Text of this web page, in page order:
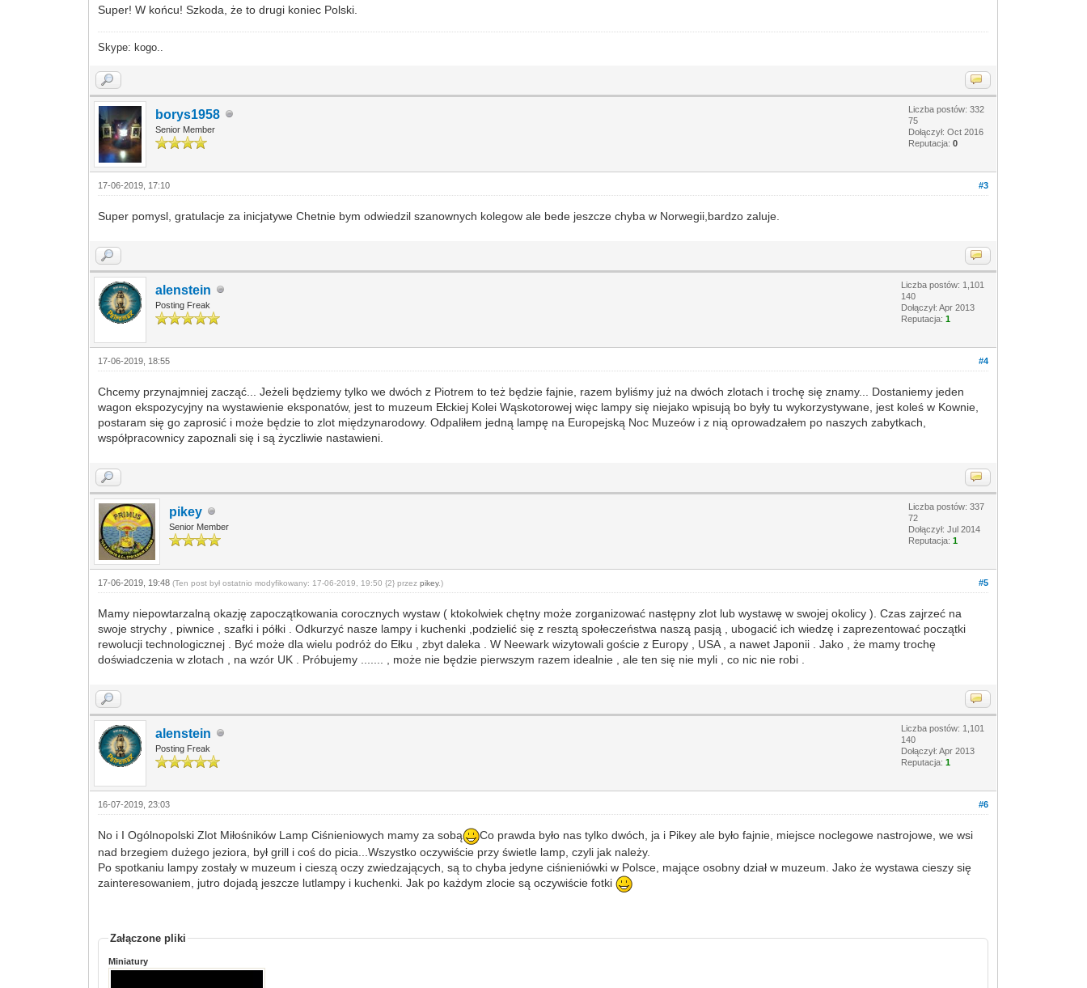
Super! W końcu! Szkoda, że to drugi koniec Polski.
Skype: kogo..
borys1958
Senior Member
Liczba postów: 332
75
Dołączył: Oct 2016
Reputacja:0
#3
17-06-2019, 17:10
Super pomysl, gratulacje za inicjatywe Chetnie bym odwiedzil szanownych kolegow ale bede jeszcze chyba w Norwegii,bardzo zaluje.
alenstein
Posting Freak
Liczba postów: 1,101
140
Dołączył: Apr 2013
Reputacja:1
#4
17-06-2019, 18:55
Chcemy przynajmniej zacząć... Jeżeli będziemy tylko we dwóch z Piotrem to też będzie fajnie, razem byliśmy już na dwóch zlotach i trochę się znamy... Dostaniemy jeden
wagon ekspozycyjny na wystawienie eksponatów, jest to muzeum Ełckiej Kolei Wąskotorowej więc lampy się niejako wpisują bo były tu wykorzystywane, jest koleś w Kownie,
postaram się go zaprosić i może będzie to zlot międzynarodowy. Odpaliłem jedną lampę na Europejską Noc Muzeów i z nią oprowadzałem po naszych zabytkach,
współpracownicy zapoznali się i są życzliwie nastawieni.
pikey
Senior Member
Liczba postów: 337
72
Dołączył: Jul 2014
Reputacja:1
#5
17-06-2019, 19:48(Ten post był ostatnio modyfikowany: 17-06-2019, 19:50 {2} przezpikey.)
Mamy niepowtarzalną okazję zapoczątkowania corocznych wystaw ( ktokolwiek chętny może zorganizować następny zlot lub wystawę w swojej okolicy ). Czas zajrzeć na
swoje strychy , piwnice , szafki i półki . Odkurzyć nasze lampy i kuchenki ,podzielić się z resztą społeczeństwa naszą pasją , ubogacić ich wiedzę i zaprezentować początki
rewolucji technologicznej . Być może dla wielu podróż do Ełku , zbyt daleka . W Neewark wizytowali goście z Europy , USA , a nawet Japonii . Jako , że mamy trochę
doświadczenia w zlotach , na wzór UK . Próbujemy ....... , może nie będzie pierwszym razem idealnie , ale ten się nie myli , co nic nie robi .
alenstein
Posting Freak
Liczba postów: 1,101
140
Dołączył: Apr 2013
Reputacja:1
#6
16-07-2019, 23:03
No i I Ogólnopolski Zlot Miłośników Lamp Ciśnieniowych mamy za sobą
Co prawda było nas tylko dwóch, ja i Pikey ale było fajnie, miejsce noclegowe nastrojowe, we wsi
nad brzegiem dużego jeziora, był grill i coś do picia...Wszystko oczywiście przy świetle lamp, czyli jak należy.
Po spotkaniu lampy zostały w muzeum i cieszą oczy zwiedzających, są to chyba jedyne ciśnieniówki w Polsce, mające osobny dział w muzeum. Jako że wystawa cieszy się
zainteresowaniem, jutro dojadą jeszcze lutlampy i kuchenki. Jak po każdym zlocie są oczywiście fotki
Załączone pliki
Miniatury